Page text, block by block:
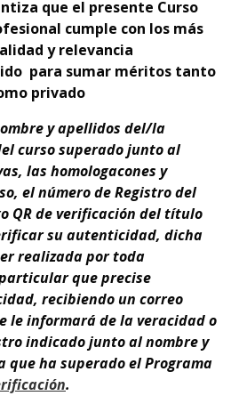
que el presente Curso
cumple con los más
y relevancia
para sumar méritos tanto
privado
y apellidos del/la
curso superado junto al
las homologacones y
el número de Registro del
QR de verificación del título
su autenticidad, dicha
realizada por toda
que precise
recibiendo un correo
le informará de la veracidad o
indicado junto al nombre y
que ha superado el Programa
.